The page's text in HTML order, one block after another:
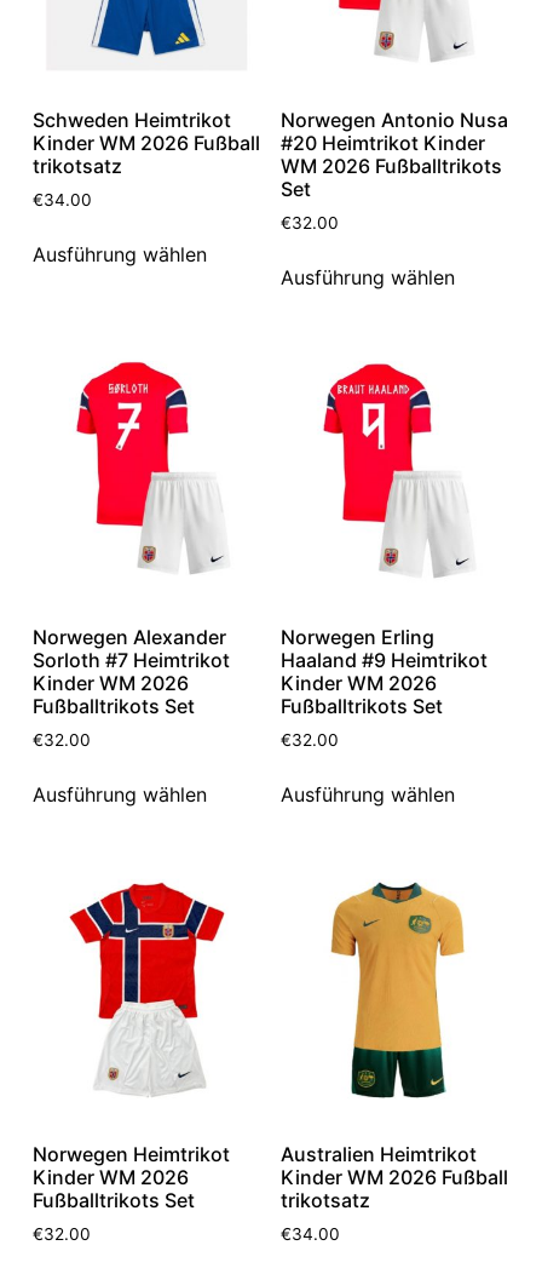
Schweden Heimtrikot
Kinder WM 2026 Fußball
trikotsatz
€34.00
Ausführung wählen
Norwegen Antonio Nusa
#20 Heimtrikot Kinder
WM 2026 Fußballtrikots
Set
€32.00
Ausführung wählen
Norwegen Alexander
Sorloth #7 Heimtrikot
Kinder WM 2026
Fußballtrikots Set
€32.00
Ausführung wählen
Norwegen Erling
Haaland #9 Heimtrikot
Kinder WM 2026
Fußballtrikots Set
€32.00
Ausführung wählen
Norwegen Heimtrikot
Kinder WM 2026
Fußballtrikots Set
€32.00
Australien Heimtrikot
Kinder WM 2026 Fußball
trikotsatz
€34.00